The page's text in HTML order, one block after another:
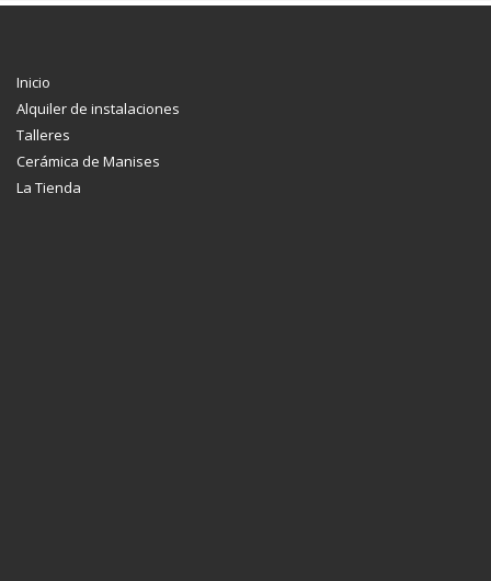
Inicio
Alquiler de instalaciones
Talleres
Cerámica de Manises
La Tienda